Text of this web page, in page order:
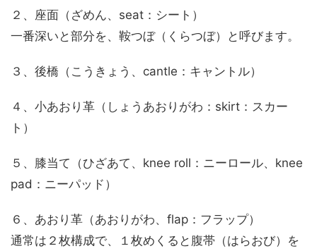
２、座面（ざめん、seat：シート）
一番深いと部分を、鞍つぼ（くらつぼ）と呼びます。
３、後橋（こうきょう、cantle：キャントル）
４、小あおり革（しょうあおりがわ：skirt：スカー
ト）
５、膝当て（ひざあて、knee roll：ニーロール、knee
pad：ニーパッド）
６、あおり革（あおりがわ、flap：フラップ）
通常は２枚構成で、１枚めくると腹帯（はらおび）を